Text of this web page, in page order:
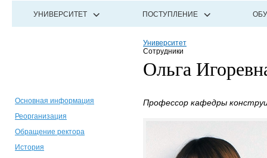
УНИВЕРСИТЕТ ПОСТУПЛЕНИЕ
Университет
Сотрудники
Ольга
Основная информация
Реорганизация
Обращение ректора
История
Профессор кафедры